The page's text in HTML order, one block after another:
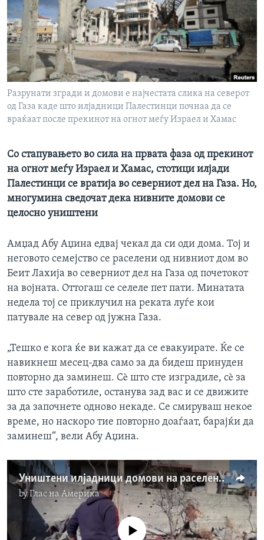
ИНТЕРВЈУА
Јазици
Разрунати згради и домови е најчестата слика на северот
од Газа каде што илјадници Палестинци почнаа да се
враќаат после прекинот на огнот меѓу Израел и Хамас
Со стапувањето во сила на првата фаза од прекинот
на огнот меѓу Израел и Хамас, стотици илјади
Палестинци се вратија во северниот дел на Газа. Но,
многумина сведочат дека нивните домови се
целосно уништени
Амџад Абу Аџина едвај чекал да си оди дома. Тој и
неговото семејство се раселени од нивниот дом во
Беит Лахија во северниот дел на Газа од почетокот
на војната. Оттогаш се селеле пет пати. Минатата
недела тој се приклучил на реката луѓе кои
патувале на север од јужна Газа.
„Тешко е кога ќе ви кажат да се евакуирате. Ќе се
навикнеш месец-два само за да бидеш принуден
повторно да заминеш. Сè што сте изградиле, сè за
што сте заработиле, останува зад вас и се движите
за да започнете одново некаде. Се смируваш некое
време, но наскоро тие повторно доаѓаат, барајќи да
заминеш“, вели Абу Аџина.
Уништени илјадници домови на раселените Палестинци во Газа
byГлас на Америка
No media source currently available